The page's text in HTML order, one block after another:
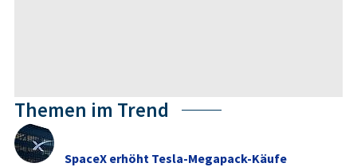
Themen im Trend
SpaceX erhöht Tesla-Megapack-Käufe